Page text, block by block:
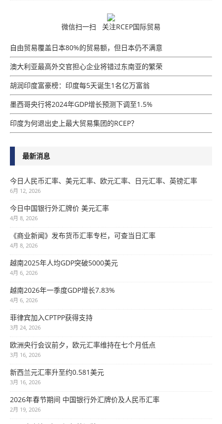
微信扫一扫 关注RCEP国际贸易
自由贸易覆盖日本80%的贸易额，但日本仍不满意
澳大利亚最高外交官担心企业将错过东南亚的繁荣
胡润印度富豪榜：印度每5天诞生1名亿万富翁
墨西哥央行将2024年GDP增​​长预测下调至1.5%
印度为何退出史上最大贸易集团的RCEP？
最新消息
今日人民币汇率、美元汇率、欧元汇率、日元汇率、英镑汇率
6月 12, 2026
今日中国银行外汇牌价 美元汇率
4月 8, 2026
《商业新闻》发布货币汇率专栏，可查当日汇率
4月 8, 2026
越南2025年人均GDP突破5000美元
4月 6, 2026
越南2026年一季度GDP增长7.83%
4月 6, 2026
菲律宾加入CPTPP获得支持
3月 24, 2026
欧洲央行会议前夕，欧元汇率维持在七个月低点
3月 16, 2026
新西兰元汇率升至约0.581美元
3月 16, 2026
2026年春节期间 中国银行外汇牌价及人民币汇率
2月 19, 2026